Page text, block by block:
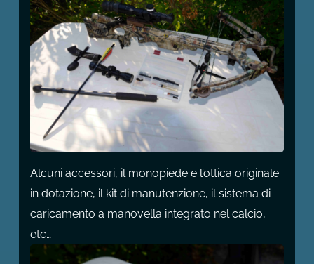
Alcuni accessori, il monopiede e l’ottica originale
in dotazione, il kit di manutenzione, il sistema di
caricamento a manovella integrato nel calcio,
etc…